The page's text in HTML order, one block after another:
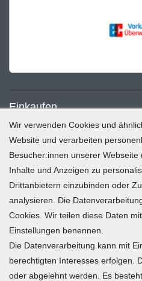
Einkaufen
Zahlung und Versand
Widerrufsrecht
Warenkorb
Zur Kasse
Mein Konto
Registrieren
Login
Wir verwenden Cookies und
Website und verarbeiten
Besucher:innen unserer Webseite
Inhalte und Anzeigen zu
Drittanbietern einzubinden oder
analysieren. Die
Cookies. Wir teilen diese Daten
Einstellungen benennen.
Die Datenverarbeitung kann mit
berechtigten Interesses erfolgen.
oder abgelehnt werden. Es